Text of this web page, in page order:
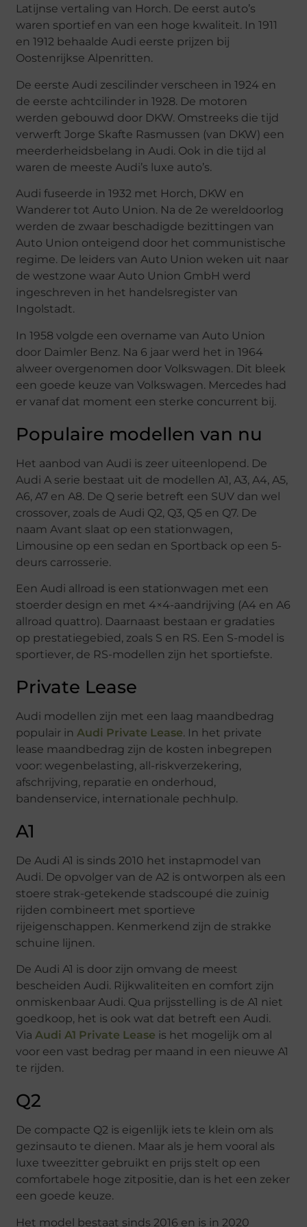
Latijnse vertaling van Horch. De eerst auto’s
waren sportief en van een hoge kwaliteit. In 1911
en 1912 behaalde Audi eerste prijzen bij
Oostenrijkse Alpenritten.
De eerste Audi zescilinder verscheen in 1924 en
de eerste achtcilinder in 1928. De motoren
werden gebouwd door DKW. Omstreeks die tijd
verwerft Jorge Skafte Rasmussen (van DKW) een
meerderheidsbelang in Audi. Ook in die tijd al
waren de meeste Audi’s luxe auto’s.
Audi fuseerde in 1932 met Horch, DKW en
Wanderer tot Auto Union. Na de 2e wereldoorlog
werden de zwaar beschadigde bezittingen van
Auto Union onteigend door het communistische
regime. De leiders van Auto Union weken uit naar
de westzone waar Auto Union GmbH werd
ingeschreven in het handelsregister van
Ingolstadt.
In 1958 volgde een overname van Auto Union
door Daimler Benz. Na 6 jaar werd het in 1964
alweer overgenomen door Volkswagen. Dit bleek
een goede keuze van Volkswagen. Mercedes had
er vanaf dat moment een sterke concurrent bij.
Populaire modellen van nu
Het aanbod van Audi is zeer uiteenlopend. De
Audi A serie bestaat uit de modellen A1, A3, A4, A5,
A6, A7 en A8. De Q serie betreft een SUV dan wel
crossover, zoals de Audi Q2, Q3, Q5 en Q7. De
naam Avant slaat op een stationwagen,
Limousine op een sedan en Sportback op een 5-
deurs carrosserie.
Een Audi allroad is een stationwagen met een
stoerder design en met 4×4-aandrijving (A4 en A6
allroad quattro). Daarnaast bestaan er gradaties
op prestatiegebied, zoals S en RS. Een S-model is
sportiever, de RS-modellen zijn het sportiefste.
Private Lease
Audi modellen zijn met een laag maandbedrag
populair inAudi Private Lease. In het private
lease maandbedrag zijn de kosten inbegrepen
voor: wegenbelasting, all-riskverzekering,
afschrijving, reparatie en onderhoud,
bandenservice, internationale pechhulp.
A1
De Audi A1 is sinds 2010 het instapmodel van
Audi. De opvolger van de A2 is ontworpen als een
stoere strak-getekende stadscoupé die zuinig
rijden combineert met sportieve
rijeigenschappen. Kenmerkend zijn de strakke
schuine lijnen.
De Audi A1 is door zijn omvang de meest
bescheiden Audi. Rijkwaliteiten en comfort zijn
onmiskenbaar Audi. Qua prijsstelling is de A1 niet
goedkoop, het is ook wat dat betreft een Audi.
ViaAudi A1 Private Lease is het mogelijk om al
voor een vast bedrag per maand in een nieuwe A1
te rijden.
Q2
De compacte Q2 is eigenlijk iets te klein om als
gezinsauto te dienen. Maar als je hem vooral als
luxe tweezitter gebruikt en prijs stelt op een
comfortabele hoge zitpositie, dan is het een zeker
een goede keuze.
Het model bestaat sinds 2016 en is in 2020